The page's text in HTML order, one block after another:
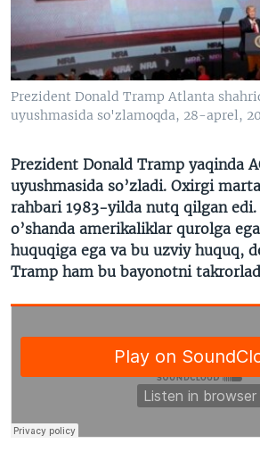
XABARLAR SURATLARDA
TELEGRAM
TWITTER
SOUNDCLOUD
VOA
Prezident Donald Tramp Atlanta
uyushmasida so'zlamoqda, 28-aprel,
Prezident Donald Tramp yaqinda
uyushmasida so’zladi. Oxirgi
rahbari 1983-yilda nutq qilgan edi.
o’shanda amerikaliklar qurolga
huquqiga ega va bu uzviy huquq,
Tramp ham bu bayonotni